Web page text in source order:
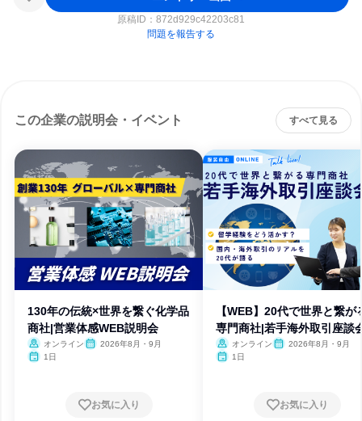
原稿ID： 872d929c42203c81
問題を報告する
この企業の説明会・イベント すべて見る
130年の伝統×世界を繋ぐ化学品
商社|営業体感WEB説明会
オンライン
2026年8月・9月
1日
お気に入り
【WEB】20代で世界と繋が
専門商社|若手海外取引座談
オンライン
2026年8月・9月
1日
お気に入り